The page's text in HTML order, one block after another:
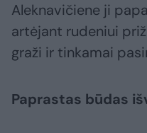
Aleknavičiene ji
artėjant rudeniui
graži ir tinkamai
Paprastas būdas